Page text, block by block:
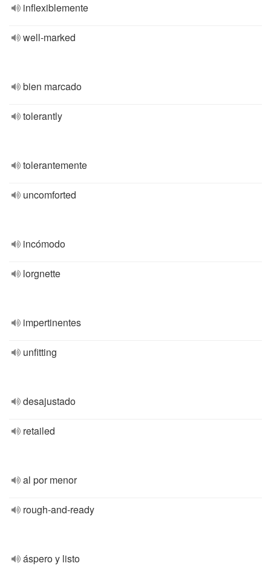
inflexiblemente
well-marked
bien marcado
tolerantly
tolerantemente
uncomforted
incómodo
lorgnette
impertinentes
unfitting
desajustado
retailed
al por menor
rough-and-ready
áspero y listo